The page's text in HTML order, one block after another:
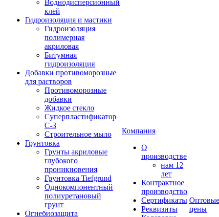
Воднодисперсионный
клей
Гидроизоляция и мастики
Гидроизоляция
полимерная
акриловая
Битумная
гидроизоляция
Добавки противоморозные
для растворов
Противоморозные
добавки
Жидкое стекло
Суперпластификатор
С-3
Строительное мыло
Грунтовка
Грунты акриловые
глубокого
проникновения
Грунтовка Tiefgrund
Однокомпонентный
полиуретановый
грунт
Огнебиозащита
Компания
О
производстве
нам 12
лет
Контрактное
производство
Сертификаты
Реквизиты
Оптовые
цены